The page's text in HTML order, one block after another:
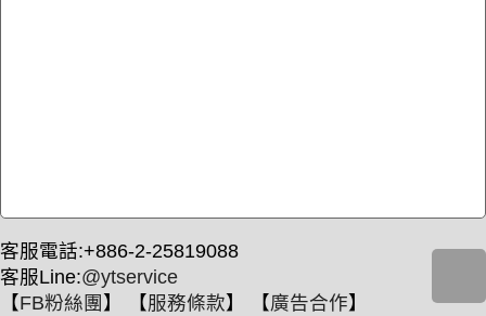
客服電話:+886-2-25819088
客服Line:@ytservice
【FB粉絲團 】 【服務條款】 【廣告合作】